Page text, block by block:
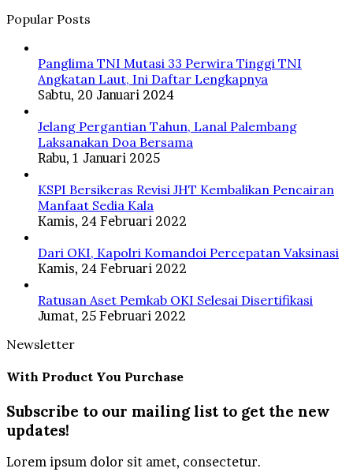
Popular Posts
Panglima TNI Mutasi 33 Perwira Tinggi TNI
Angkatan Laut, Ini Daftar Lengkapnya
Sabtu, 20 Januari 2024
Jelang Pergantian Tahun, Lanal Palembang
Laksanakan Doa Bersama
Rabu, 1 Januari 2025
KSPI Bersikeras Revisi JHT Kembalikan Pencairan
Manfaat Sedia Kala
Kamis, 24 Februari 2022
Dari OKI, Kapolri Komandoi Percepatan Vaksinasi
Kamis, 24 Februari 2022
Ratusan Aset Pemkab OKI Selesai Disertifikasi
Jumat, 25 Februari 2022
Newsletter
With Product You Purchase
Subscribe to our mailing list to get the new
updates!
Lorem ipsum dolor sit amet, consectetur.